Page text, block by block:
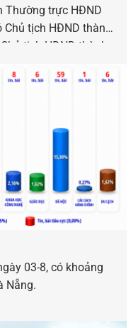
Thường trực HĐND
Chủ tịch HĐND thành
tịch HĐND thành
03-8, có khoảng
Nẵng.